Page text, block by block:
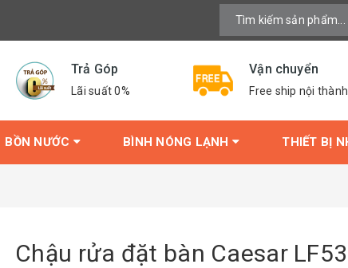
Trả Góp
Lãi suất 0%
Vận chuyển
Free ship nội thành
BỒN NƯỚC BÌNH NÓNG LẠNH THIẾT BỊ
Chậu rửa đặt bàn Caesar